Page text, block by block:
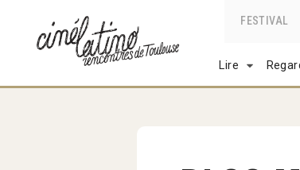
FESTIVAL
Lire